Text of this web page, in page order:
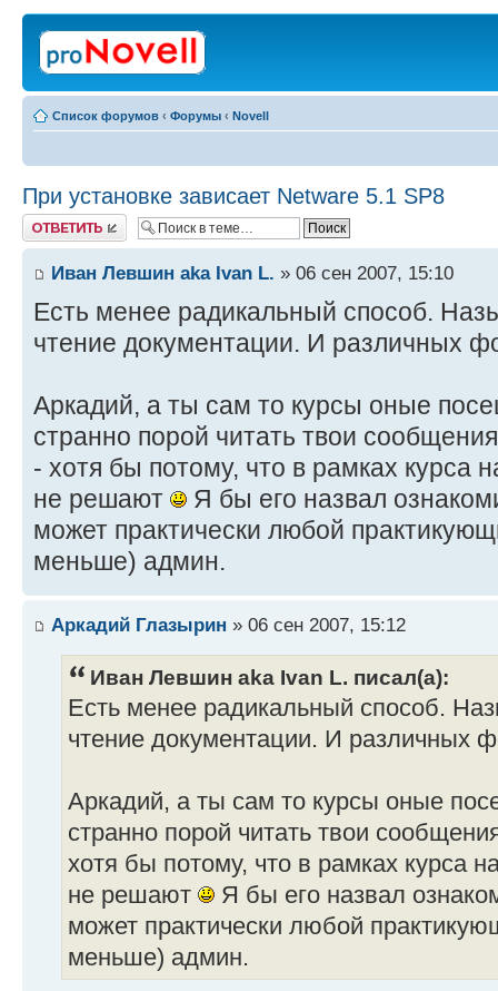
Список форумов ‹ Форумы ‹ Novell
При установке зависает Netware 5.1 SP8
Ответить
Иван Левшин aka Ivan L. » 06 сен 2007, 15:10
Есть менее радикальный способ.
чтение документации. И различных
Аркадий, а ты сам то курсы оные
странно порой читать твои
- хотя бы потому, что в рамках курса
не решают
Я бы его назвал
может практически любой
меньше) админ.
Аркадий Глазырин » 06 сен 2007, 15:12
Иван Левшин aka Ivan L. писал(а):
Есть менее радикальный способ.
чтение документации. И различных
Аркадий, а ты сам то курсы оные
странно порой читать твои
хотя бы потому, что в рамках курса
не решают
Я бы его назвал
может практически любой
меньше) админ.